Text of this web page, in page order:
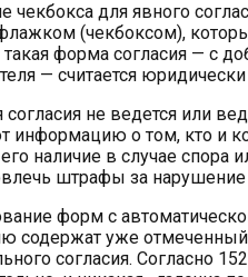
чекбокса для явного
(чекбоксом),
форма согласия — с
— считается
не ведется или
информацию о том, кто и
наличие в случае
штрафы за нарушение
форм с
содержат уже отмеченный
согласия. Согласно